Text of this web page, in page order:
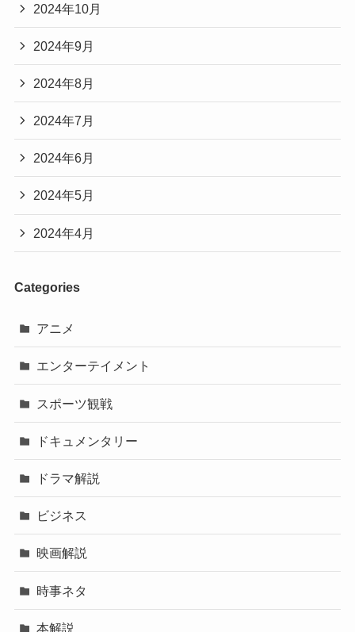
2024年10月
2024年9月
2024年8月
2024年7月
2024年6月
2024年5月
2024年4月
Categories
アニメ
エンターテイメント
スポーツ観戦
ドキュメンタリー
ドラマ解説
ビジネス
映画解説
時事ネタ
本解説